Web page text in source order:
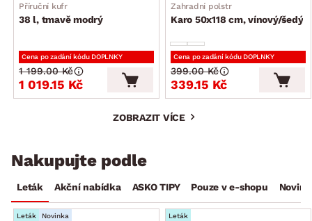
Příruční kufr
38 l, tmavě modrý
Cena po zadání kódu DOPLNKY
1 019.15 Kč
1 199.00 Kč
Zahradní polstr
Karo 50x118 cm, vínový/šedý
Cena po zadání kódu DOPLNKY
339.15 Kč
399.00 Kč
ZOBRAZIT VÍCE
Nakupujte podle
Leták Akční nabídka ASKO TIPY Pouze v e-shopu
Leták Novinka Leták